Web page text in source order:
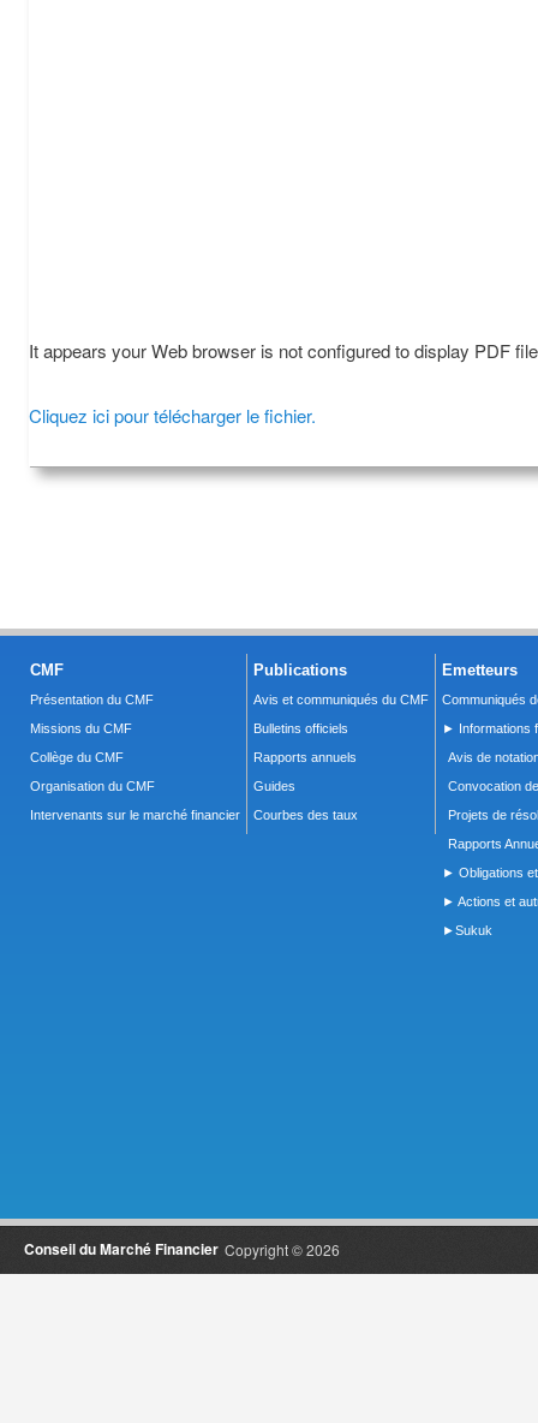
It appears your Web browser is not configured to display PDF
Cliquez ici pour télécharger le fichier.
CMF
Présentation du CMF
Missions du CMF
Collège du CMF
Organisation du CMF
Intervenants sur le marché financier
Publications
Avis et communiqués du CMF
Bulletins officiels
Rapports annuels
Guides
Courbes des taux
Emetteurs
Communiqués
► Informations
Avis de
Convocation
Projets de
Rapports
► Obligations
► Actions et
►Sukuk
Copyright © 2026
Conseil du Marché Financier